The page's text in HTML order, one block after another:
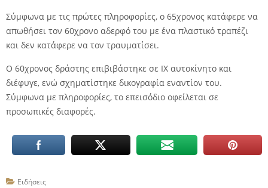
Σύμφωνα με τις πρώτες πληροφορίες, ο 65χρονος κατάφερε να
απωθήσει τον 60χρονο αδερφό του με ένα πλαστικό τραπέζι
και δεν κατάφερε να τον τραυματίσει.
Ο 60χρονος δράστης επιβιβάστηκε σε ΙΧ αυτοκίνητο και
διέφυγε, ενώ σχηματίστηκε δικογραφία εναντίον του.
Σύμφωνα με πληροφορίες, το επεισόδιο οφείλεται σε
προσωπικές διαφορές.
Ειδήσεις